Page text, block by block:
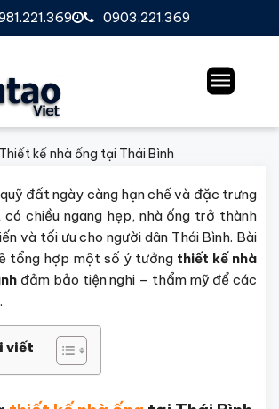
0903.221.369
Thiết kế nhà ống tại Thái Bình
đất ngày càng hạn chế và đặc trưng
chiều ngang hẹp, nhà ống trở thành
và tối ưu cho người dân Thái Bình. Bài
tổng hợp một số ý tưởng thiết kế nhà
đảm bảo tiện nghi – thẩm mỹ để các
viết